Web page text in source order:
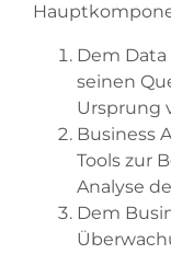
Dem Data
seinen
Ursprung
Business
Tools zur
Analyse
Dem